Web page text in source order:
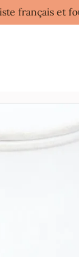
français et